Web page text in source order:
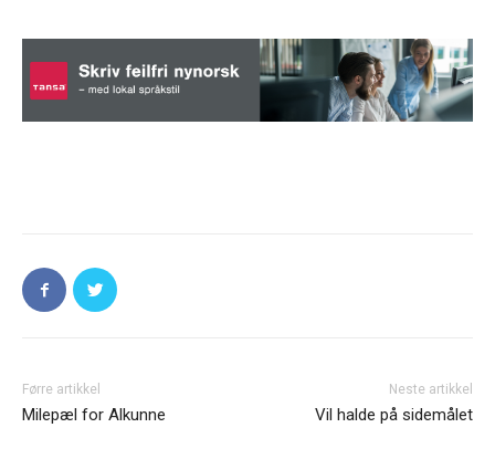
Førre artikkel
Milepæl for Alkunne
Neste artikkel
Vil halde på sidemålet